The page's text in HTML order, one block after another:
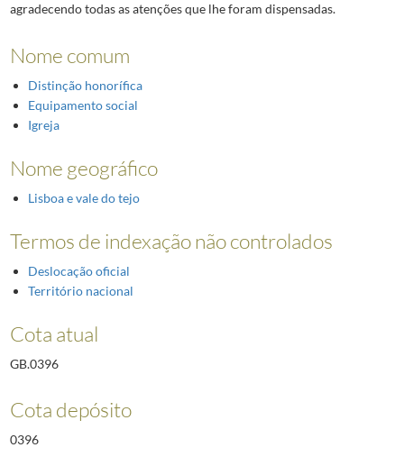
agradecendo todas as atenções que lhe foram dispensadas.
Nome comum
Distinção honorífica
Equipamento social
Igreja
Nome geográfico
Lisboa e vale do tejo
Termos de indexação não controlados
Deslocação oficial
Território nacional
Cota atual
GB.0396
Cota depósito
0396